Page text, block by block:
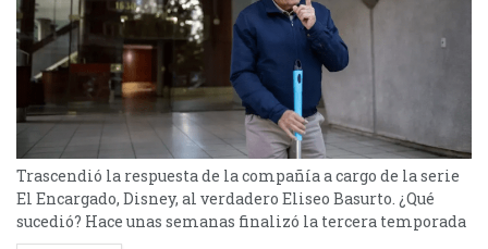
Trascendió la respuesta de la compañía a cargo de la serie
El Encargado, Disney, al verdadero Eliseo Basurto. ¿Qué
sucedió? Hace unas semanas finalizó la tercera temporada
de El Encargado. La comedia dramática argentina fue el